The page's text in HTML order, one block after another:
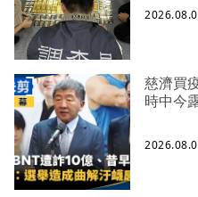
慈濟買
時中今